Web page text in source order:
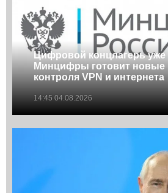
Цифровой концлагерь уже
Минцифры готовит новые
контроля VPN и интернета
14:45 04.08.2026